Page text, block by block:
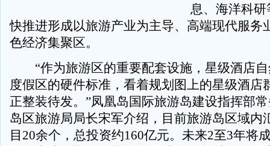
息、海洋科
快推进形成以旅游产业为主导、高端现代服务
色经济集聚区。
“作为旅游区的重要配套设施，星级酒店自
度假区的硬件标准，看着规划图上的星级酒店
正整装待发。”凤凰岛国际旅游岛建设指挥部
岛区旅游局局长宋军介绍，目前旅游岛区域内
目20余个，总投资约160亿元。未来2至3年将